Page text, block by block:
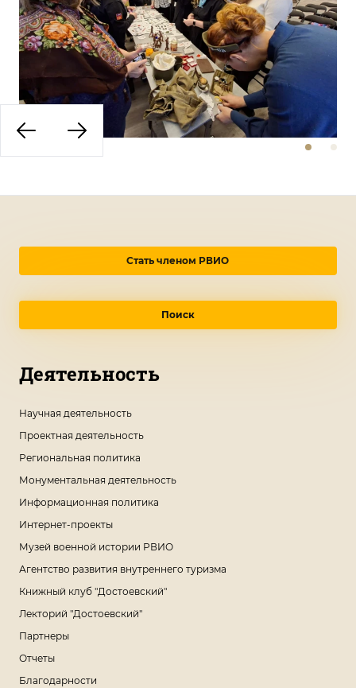
Стать членом РВИО
Поиск
Деятельность
Научная деятельность
Проектная деятельность
Региональная политика
Монументальная деятельность
Информационная политика
Интернет-проекты
Музей военной истории РВИО
Агентство развития внутреннего туризма
Книжный клуб "Достоевский"
Лекторий "Достоевский"
Партнеры
Отчеты
Благодарности